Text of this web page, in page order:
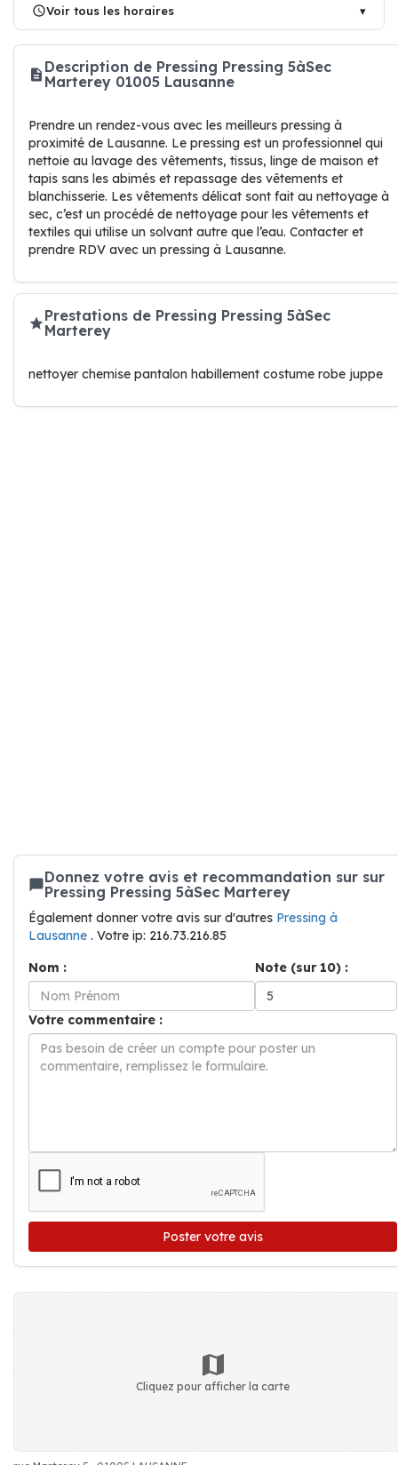
Voir tous les horaires
Description de Pressing Pressing 5àSec
Marterey 01005 Lausanne
Prendre un rendez-vous avec les meilleurs pressing à
proximité de Lausanne. Le pressing est un professionnel qui
nettoie au lavage des vêtements, tissus, linge de maison et
tapis sans les abimés et repassage des vêtements et
blanchisserie. Les vêtements délicat sont fait au nettoyage à
sec, c’est un procédé de nettoyage pour les vêtements et
textiles qui utilise un solvant autre que l’eau. Contacter et
prendre RDV avec un pressing à Lausanne.
Prestations de Pressing Pressing 5àSec
Marterey
nettoyer chemise pantalon habillement costume robe juppe
Donnez votre avis et recommandation sur sur
Pressing Pressing 5àSec Marterey
Également donner votre avis sur d'autres Pressing à
Lausanne . Votre ip: 216.73.216.85
Nom :
Note (sur 10) :
Votre commentaire :
Poster votre avis
Cliquez pour afficher la carte